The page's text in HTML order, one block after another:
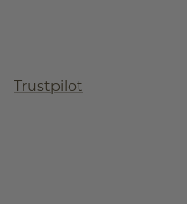
Trustpilot